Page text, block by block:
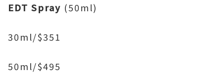
EDT Spray (50ml)
30ml/$351
50ml/$495